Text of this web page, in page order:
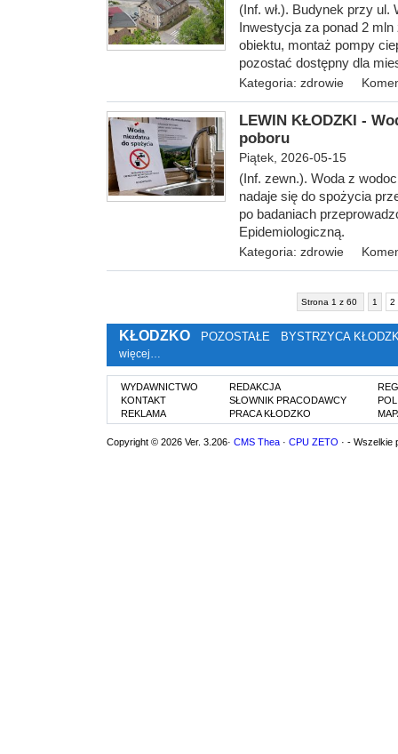
(Inf. wł.). Budynek przy
Inwestycja za ponad 2
obiektu, montaż pompy
pozostać dostępny dla mi
Kategoria: zdrowie
LEWIN KŁODZKI -
poboru
Piątek, 2026-05-15
(Inf. zewn.). Woda z
nadaje się do spożycia
po badaniach
Epidemiologiczną.
Kategoria: zdrowie
Strona 1 z 60 1 2
KŁODZKO POZOSTAŁE BYSTRZYCA
więcej…
WYDAWNICTWO
KONTAKT
REKLAMA
REDAKCJA
SŁOWNIK PRACODAWCY
PRACA KŁODZKO
Copyright © 2026 Ver. 3.206· CMS Thea · CPU ZETO · - Wszelkie